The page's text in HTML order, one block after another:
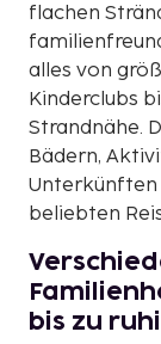
flachen
alles von
Kinderclubs
Strandnähe.
Bädern,
Unterkünften
beliebten
bis zu